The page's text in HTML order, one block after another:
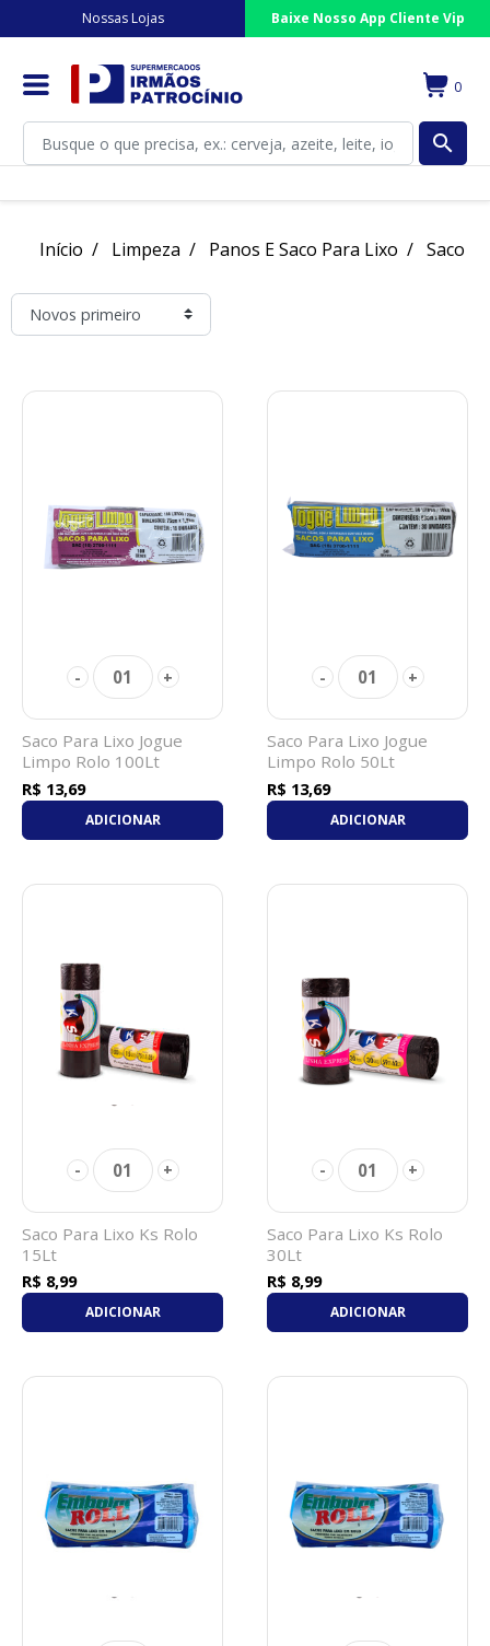
Nossas Lojas Baixe Nosso App Cliente Vip
0
search
Início Limpeza Panos E Saco Para Lixo Saco
- 01 +
Saco Para Lixo Jogue
Limpo Rolo 100Lt
R$ 13,69
ADICIONAR
- 01 +
Saco Para Lixo Jogue
Limpo Rolo 50Lt
R$ 13,69
ADICIONAR
- 01 +
Saco Para Lixo Ks Rolo
15Lt
R$ 8,99
ADICIONAR
- 01 +
Saco Para Lixo Ks Rolo
30Lt
R$ 8,99
ADICIONAR